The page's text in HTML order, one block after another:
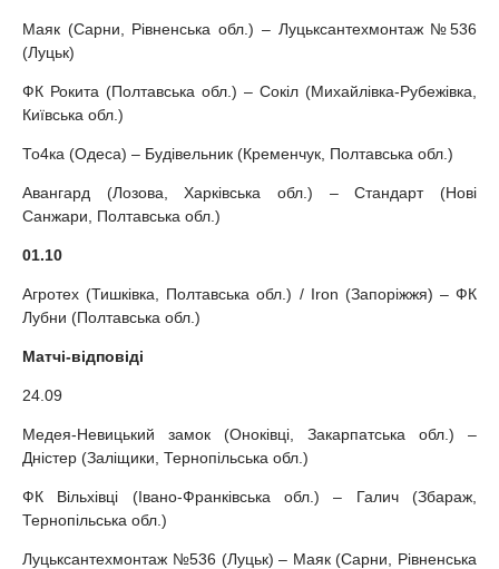
Маяк (Сарни, Рівненська обл.) – Луцьксантехмонтаж №536
(Луцьк)
ФК Рокита (Полтавська обл.) – Сокіл (Михайлівка-Рубежівка,
Київська обл.)
То4ка (Одеса) – Будівельник (Кременчук, Полтавська обл.)
Авангард (Лозова, Харківська обл.) – Стандарт (Нові
Санжари, Полтавська обл.)
01.10
Агротех (Тишківка, Полтавська обл.) / Iron (Запоріжжя) – ФК
Лубни (Полтавська обл.)
Матчі-відповіді
24.09
Медея-Невицький замок (Оноківці, Закарпатська обл.) –
Дністер (Заліщики, Тернопільська обл.)
ФК Вільхівці (Івано-Франківська обл.) – Галич (Збараж,
Тернопільська обл.)
Луцьксантехмонтаж №536 (Луцьк) – Маяк (Сарни, Рівненська